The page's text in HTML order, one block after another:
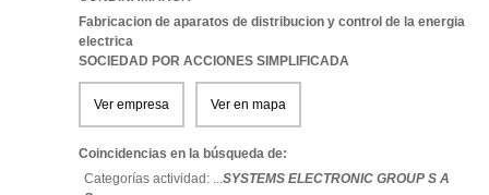
Fabricacion de aparatos de distribucion y control de la energia
electrica
SOCIEDAD POR ACCIONES SIMPLIFICADA
Ver empresa Ver en mapa
Coincidencias en la búsqueda de:
Categorías actividad: ...SYSTEMS ELECTRONIC GROUP S A